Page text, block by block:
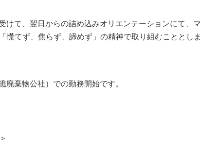
けて、翌日からの詰め込みオリエンテーションにて、マ
てず、焦らず、諦めず」の精神で取り組むこととしま
廃棄物公社）での勤務開始です。